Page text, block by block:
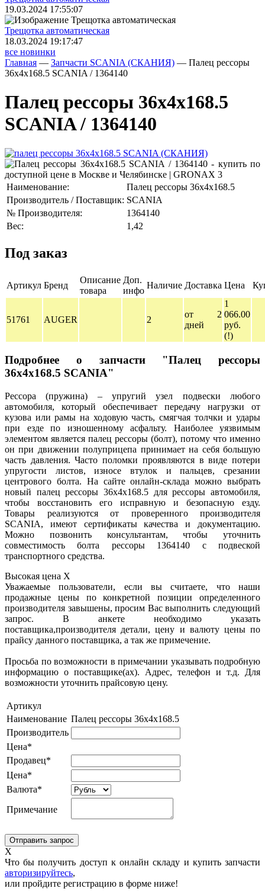
19.03.2024 17:55:07
Трещoтка автоматическая
18.03.2024 19:17:47
все новинки
Главная — Запчасти SCANIA (СКАНИЯ) — Палец рессоры
36x4x168.5 SCANIA / 1364140
Палец рессоры 36x4x168.5
SCANIA / 1364140
Наименование:
Палец рессоры 36x4x168.5
Производитель / Поставщик: SCANIA
№ Производителя:
1364140
Вес:
1,42
Под заказ
Артикул Бренд
Описание
товара
Доп.
инфо
Наличие Доставка Цена
51761 AUGER 2
от 2
дней
1
066.00
руб.
(!)
Подробнее о запчасти "Палец рессоры
36x4x168.5 SCANIA"
Рессора (пружина) – упругий узел подвески любого
автомобиля, который обеспечивает передачу нагрузки от
кузова или рамы на ходовую часть, смягчая толчки и удары
при езде по изношенному асфальту. Наиболее уязвимым
элементом является палец рессоры (болт), потому что именно
он при движении полуприцепа принимает на себя большую
часть давления. Часто поломки проявляются в виде потери
упругости листов, износе втулок и пальцев, срезании
центрового болта. На сайте онлайн-склада можно выбрать
новый палец рессоры 36x4x168.5 для рессоры автомобиля,
чтобы восстановить его исправную и безопасную езду.
Товары реализуются от проверенного производителя
SCANIA, имеют сертификаты качества и документацию.
Можно позвонить консультантам, чтобы уточнить
совместимость болта рессоры 1364140 с подвеской
транспортного средства.
Высокая цена X
Уважаемые пользователи, если вы считаете, что наши
продажные цены по конкретной позиции определенного
производителя завышены, просим Вас выполнить следующий
запрос. В анкете необходимо указать
поставщика,производителя детали, цену и валюту цены по
прайсу данного поставщика, а так же примечение.
Просьба по возможности в примечании указывать подробную
информацию о поставщике(ах). Адрес, телефон и т.д. Для
возможности уточнить прайсовую цену.
Артикул
Наименование Палец рессоры 36x4x168.5
Производитель
Цена*
Продавец*
Цена*
Валюта*
Примечание
X
Что бы получить доступ к онлайн складу и купить запчасти
авторизируйтесь,
или пройдите регистрацию в форме ниже!